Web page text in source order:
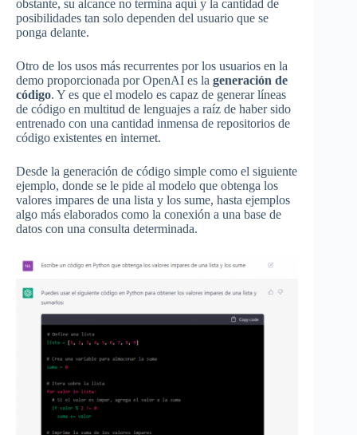
obstante, su alcance no termina aquí y la cantidad de
posibilidades tan solo dependen del usuario que se
ponga delante.
Otro de los usos más recurrentes por los usuarios en la
demo proporcionada por OpenAI es la generación de
código. Y es que el modelo es capaz de generar líneas
de código en multitud de lenguajes a raíz de haber sido
entrenado con una cantidad inmensa de repositorios de
código existentes en internet.
Desde la generación de código simple como el siguiente
ejemplo, donde se le pide al modelo que obtenga los
valores impares de una lista y los sume, hasta ejemplos
algo más elaborados como la conexión a una base de
datos con una consulta determinada.